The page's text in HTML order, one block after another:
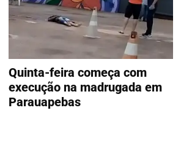
Quinta-feira começa com
execução na madrugada em
Parauapebas